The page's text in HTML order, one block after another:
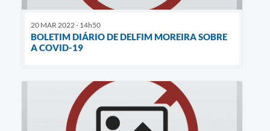
20 MAR 2022 - 14h50
BOLETIM DIÁRIO DE DELFIM MOREIRA SOBRE
A COVID-19